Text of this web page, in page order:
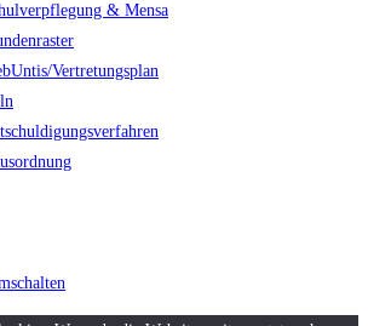
& Mensa
Vertretungsplan